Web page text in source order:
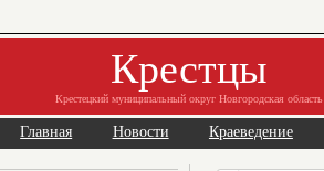
Крестцы
Крестецкий муниципальный округ Новгородская область
Главная Новости Краеведение